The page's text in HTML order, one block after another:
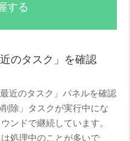
する
のタスク」を確認
近のタスク」パネルを確認
除」タスクが実行中にな
ンドで継続しています。
処理中のことが多いで